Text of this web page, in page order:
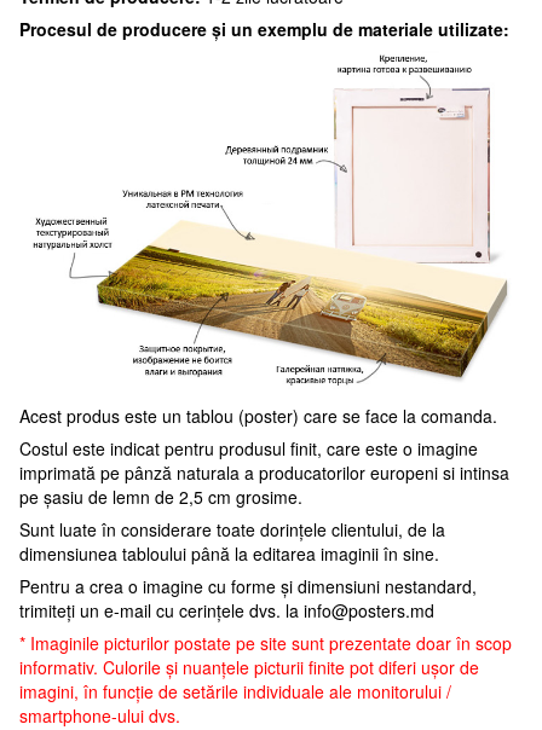
Procesul de producere și un exemplu de materiale utilizate:
Acest produs este un tablou (poster) care se face la comanda.
Costul este indicat pentru produsul finit, care este o imagine
imprimată pe pânză naturala a producatorilor europeni si intinsa
pe șasiu de lemn de 2,5 cm grosime.
Sunt luate în considerare toate dorințele clientului, de la
dimensiunea tabloului până la editarea imaginii în sine.
Pentru a crea o imagine cu forme și dimensiuni nestandard,
trimiteți un e-mail cu cerințele dvs. la info@posters.md
* Imaginile picturilor postate pe site sunt prezentate doar în scop
informativ. Culorile și nuanțele picturii finite pot diferi ușor de
imagini, în funcție de setările individuale ale monitorului /
smartphone-ului dvs.